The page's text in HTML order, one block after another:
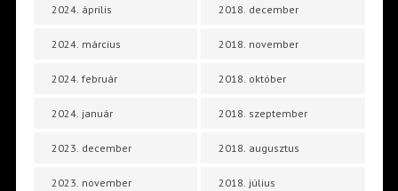
2024. április
2024. március
2024. február
2024. január
2023. december
2023. november
2018. december
2018. november
2018. október
2018. szeptember
2018. augusztus
2018. július